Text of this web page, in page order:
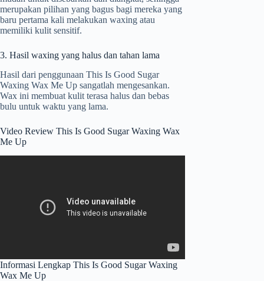
merupakan pilihan yang bagus bagi mereka yang
baru pertama kali melakukan waxing atau
memiliki kulit sensitif.
3. Hasil waxing yang halus dan tahan lama
Hasil dari penggunaan This Is Good Sugar
Waxing Wax Me Up sangatlah mengesankan.
Wax ini membuat kulit terasa halus dan bebas
bulu untuk waktu yang lama.
Video Review This Is Good Sugar Waxing Wax
Me Up
Informasi Lengkap This Is Good Sugar Waxing
Wax Me Up